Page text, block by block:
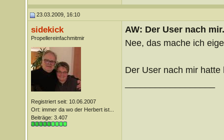
23.03.2009, 16:10
sidekick
Propellereinfachmitmir
Registriert seit: 10.06.2007
Ort: immer da wo der Herbert ist...
Beiträge: 3.407
AW: Der User nach
Nee, das mache ich
Der User nach mir